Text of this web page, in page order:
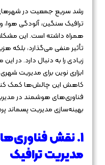
رشد سریع جمعیت در
ترافیک سنگین، آلودگی هوا،
همراه داشته است. این
تأثیر منفی می‌گذارد،
زیادی را به دنبال دارد. در
ابزاری نوین برای مدیریت
کاهش این چالش‌ها کمک
فناوری‌های هوشمند در
بهینه‌سازی مدیریت پسماند
1. نقش
مدیریت ترافیک